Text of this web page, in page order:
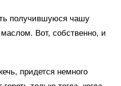
получившуюся чашу
Вот, собственно, и
придется немного